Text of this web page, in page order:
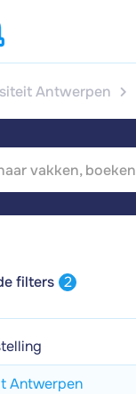
Antwerpen
filters 2
Antwerpen